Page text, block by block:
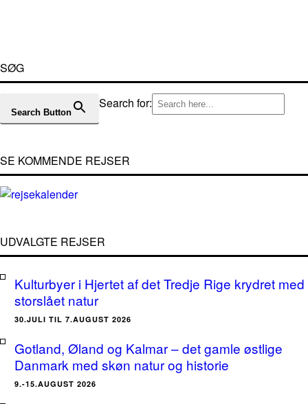
SØG
Search for:
Search Button
SE KOMMENDE REJSER
UDVALGTE REJSER
Kulturbyer i Hjertet af det Tredje Rige krydret med
storslået natur
30.JULI TIL 7.AUGUST 2026
Gotland, Øland og Kalmar – det gamle østlige
Danmark med skøn natur og historie
9.-15.AUGUST 2026